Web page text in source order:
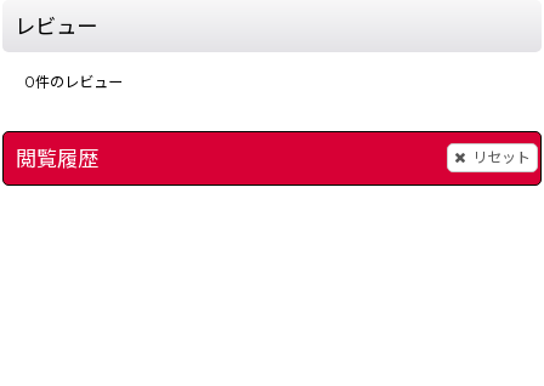
レビュー
0件のレビュー
閲覧履歴 リセット